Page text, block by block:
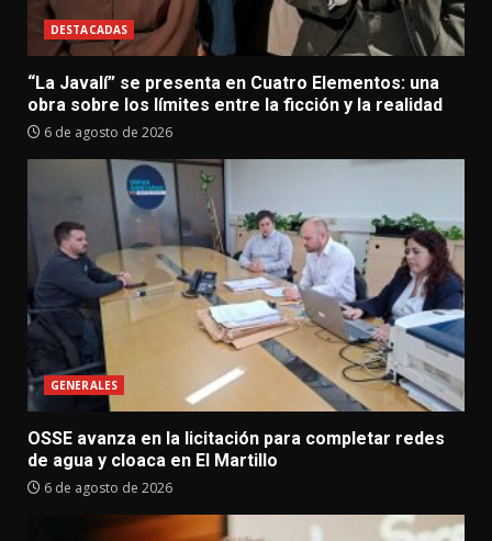
DESTACADAS
“La Javalí” se presenta en Cuatro Elementos: una
obra sobre los límites entre la ficción y la realidad
6 de agosto de 2026
GENERALES
OSSE avanza en la licitación para completar redes
de agua y cloaca en El Martillo
6 de agosto de 2026